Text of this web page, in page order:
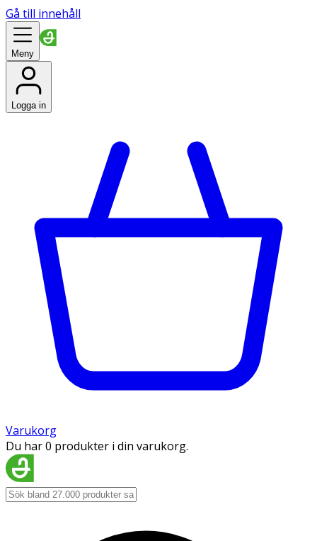
Gå till innehåll
Meny
Logga in
Varukorg
Du har 0 produkter i din varukorg.